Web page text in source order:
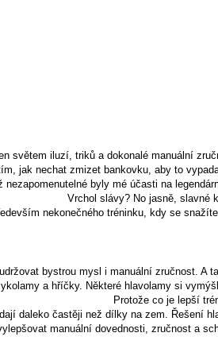
světem iluzí, triků a dokonalé manuální
jak nechat zmizet bankovku, aby to
byly mé účasti na
Vrchol slávy? No jasně, slavné
tréninku, kdy se snažíte
bystrou mysl i manuální zručnost. A
Některé hlavolamy si
mozku než
daleko častěji než dílky na zem. Řešení
manuální dovednosti, zručnost a